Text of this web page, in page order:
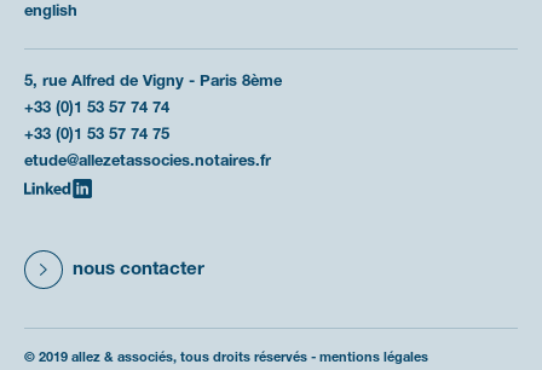
english
5, rue Alfred de Vigny - Paris 8ème
+33 (0)1 53 57 74 74
+33 (0)1 53 57 74 75
etude@allezetassocies.notaires.fr
nous contacter
© 2019 allez & associés, tous droits réservés - mentions légales